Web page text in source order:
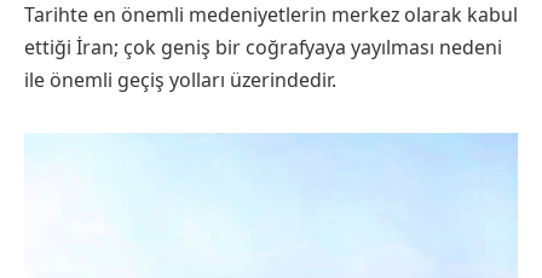
Tarihte en önemli medeniyetlerin merkez olarak kabul
ettiği İran; çok geniş bir coğrafyaya yayılması nedeni
ile önemli geçiş yolları üzerindedir.